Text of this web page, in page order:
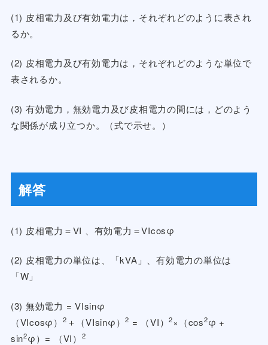
(1) 皮相電力及び有効電力は，それぞれどのように表され
るか。
(2) 皮相電力及び有効電力は，それぞれどのような単位で
表されるか。
(3) 有効電力，無効電力及び皮相電力の間には，どのよう
な関係が成り立つか。（式で示せ。）
解答
(1) 皮相電力＝VI 、有効電力＝VIcosφ
(2) 皮相電力の単位は、「kVA」、有効電力の単位は
「W」
(3) 無効電力 = VIsinφ
（VIcosφ）
2 ＋（VIsinφ）2 = （VI）2×（cos2φ +
sin2φ）= （VI） 2